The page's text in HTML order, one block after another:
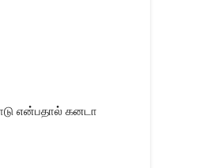
என்பதால் கனடா